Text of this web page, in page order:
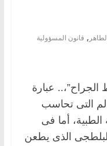
, قانون المسؤولية
عبارة
التى تحاسب
الطبية، أما فى
الذى يطعن